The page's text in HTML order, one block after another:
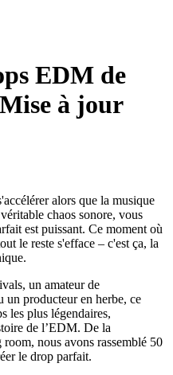
EDM de
à jour
alors que la musique
chaos sonore, vous
est puissant. Ce moment où
le reste s'efface – c'est ça, la
un amateur de
un producteur en herbe, ce
les plus légendaires,
de l’EDM. De la
nous avons rassemblé 50
le drop parfait.